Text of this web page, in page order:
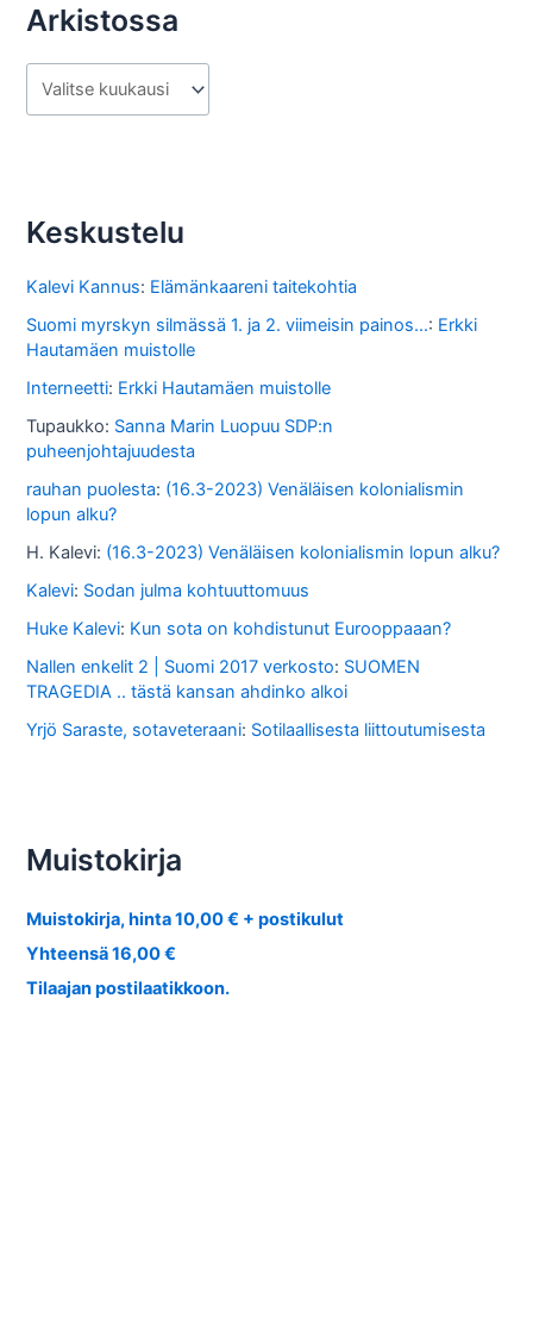
Arkistossa
r
s
o
s
s
a
Keskustelu
Kalevi Kannus: Elämänkaareni taitekohtia
Suomi myrskyn silmässä 1. ja 2. viimeisin painos...: Erkki
Hautamäen muistolle
Interneetti: Erkki Hautamäen muistolle
Tupaukko: Sanna Marin Luopuu SDP:n
puheenjohtajuudesta
rauhan puolesta: (16.3-2023) Venäläisen kolonialismin
lopun alku?
H. Kalevi: (16.3-2023) Venäläisen kolonialismin lopun alku?
Kalevi: Sodan julma kohtuuttomuus
Huke Kalevi: Kun sota on kohdistunut Eurooppaaan?
Nallen enkelit 2 | Suomi 2017 verkosto: SUOMEN
TRAGEDIA .. tästä kansan ahdinko alkoi
Yrjö Saraste, sotaveteraani: Sotilaallisesta liittoutumisesta
Muistokirja
Muistokirja, hinta 10,00 € + postikulut
Yhteensä 16,00 €
Tilaajan postilaatikkoon.